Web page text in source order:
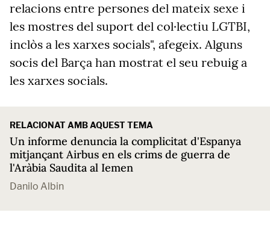
relacions entre persones del mateix sexe i
les mostres del suport del col·lectiu LGTBI,
inclòs a les xarxes socials", afegeix. Alguns
socis del Barça han mostrat el seu rebuig a
les xarxes socials.
RELACIONAT AMB AQUEST TEMA
Un informe denuncia la complicitat d'Espanya
mitjançant Airbus en els crims de guerra de
l'Aràbia Saudita al Iemen
Danilo Albin